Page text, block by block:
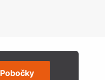
Pobočky